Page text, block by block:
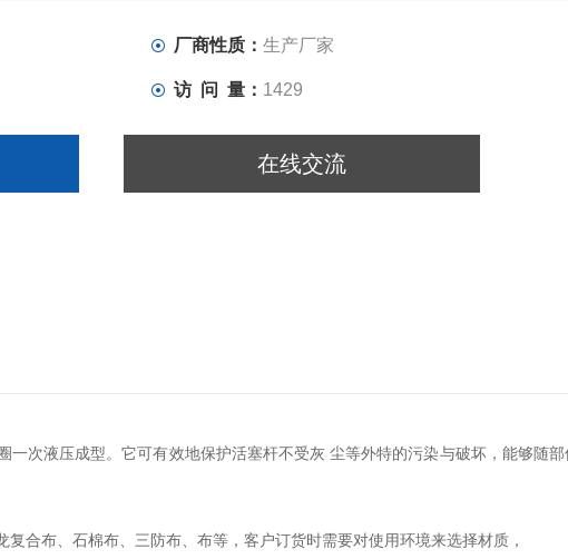
厂商性质： 生产厂家
访 问 量： 1429
在线交流
次液压成型。它可有效地保护活塞杆不受灰 尘等外特的污染与破坏，能够随部
合布、石棉布、三防布、布等，客户订货时需要对使用环境来选择材质，